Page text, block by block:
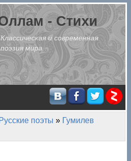
- Стихи
Классическая и современная
поэзия мира
Русские поэты » Гумилев